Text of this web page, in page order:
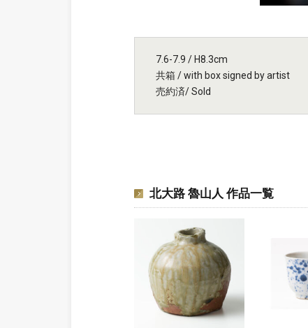
7.6-7.9 / H8.3cm
共箱 / with box signed by artist
売約済/ Sold
北大路 魯山人 作品一覧